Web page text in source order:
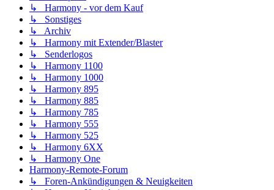
↳ Harmony - vor dem Kauf
↳ Sonstiges
↳ Archiv
↳ Harmony mit Extender/Blaster
↳ Senderlogos
↳ Harmony 1100
↳ Harmony 1000
↳ Harmony 895
↳ Harmony 885
↳ Harmony 785
↳ Harmony 555
↳ Harmony 525
↳ Harmony 6XX
↳ Harmony One
Harmony-Remote-Forum
↳ Foren-Ankündigungen & Neuigkeiten